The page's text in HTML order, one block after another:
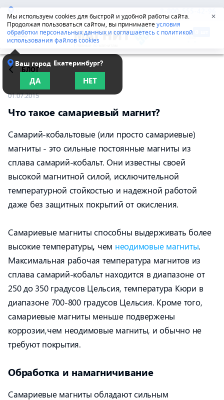
Мы используем cookies для быстрой и удобной работы сайта.
Продолжая пользоваться сайтом, вы принимаетеусловия
обработки персональных данных и соглашаетесь с политикой
использования файлов cookies
✕
Казань 8-800-555-42-96
Ваш город Екатеринбург?
ДА НЕТ
БЛОГ
01.07.2015
Что такое самариевый магнит?
Самарий-кобальтовые (или просто самариевые)
магниты - это сильные постоянные магниты из
сплава самарий-кобальт. Они известны своей
высокой магнитной силой, исключительной
температурной стойкостью и надежной работой
даже без защитных покрытий от окисления.
Самариевые магниты способны выдерживать более
высокие температуры, чем неодимовые магниты.
Максимальная рабочая температура магнитов из
сплава самарий-кобальт находится в диапазоне от
250 до 350 градусов Цельсия, температура Кюри в
диапазоне 700-800 градусов Цельсия. Кроме того,
самариевые магниты меньше подвержены
коррозии,чем неодимовые магниты, и обычно не
требуют покрытия.
Обработка и намагничивание
Самариевые магниты обладают сильным